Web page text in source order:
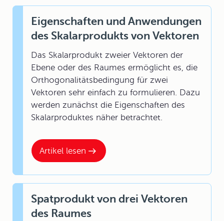
Artikel lesen
Eigenschaften und Anwendungen
des Skalarprodukts von Vektoren
Das Skalarprodukt zweier Vektoren der
Ebene oder des Raumes ermöglicht es, die
Orthogonalitätsbedingung für zwei
Vektoren sehr einfach zu formulieren. Dazu
werden zunächst die Eigenschaften des
Skalarproduktes näher betrachtet.
Spatprodukt von drei Vektoren
des Raumes